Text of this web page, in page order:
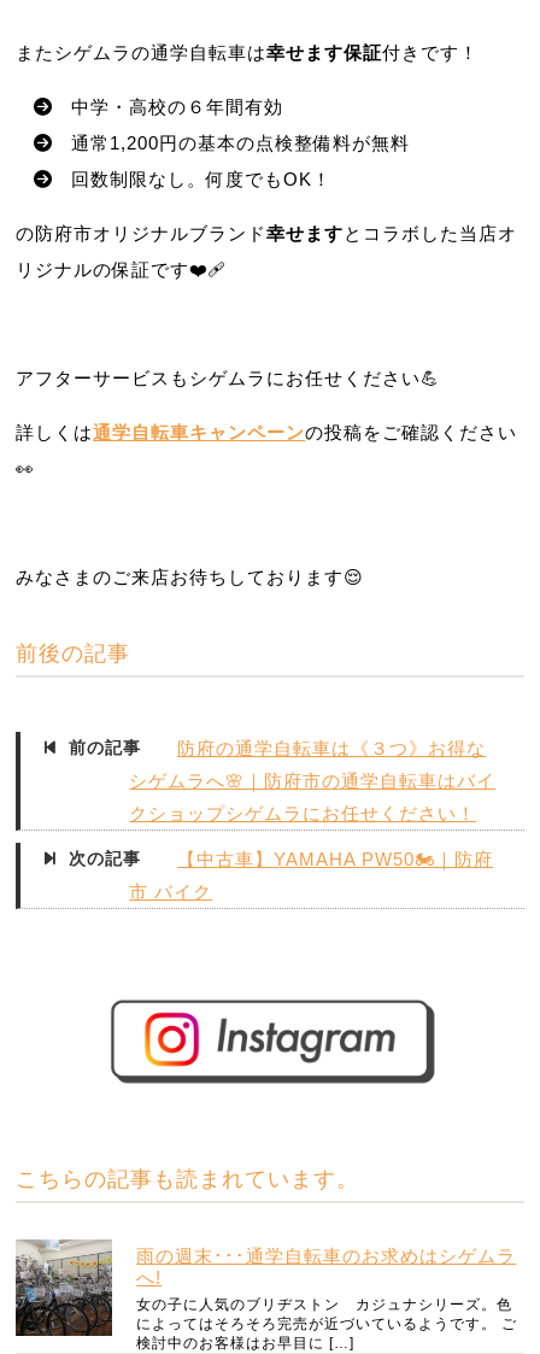
またシゲムラの通学自転車は幸せます保証付きです！
中学・高校の６年間有効
通常1,200円の基本の点検整備料が無料
回数制限なし。何度でもOK！
の防府市オリジナルブランド幸せますとコラボした当店オ
リジナルの保証です❤️‍🩹
アフターサービスもシゲムラにお任せください💪
詳しくは通学自転車キャンペーンの投稿をご確認ください
👀
みなさまのご来店お待ちしております😌
前後の記事
前の記事
防府の通学自転車は《３つ》お得な
シゲムラへ🌸｜防府市の通学自転車はバイ
クショップシゲムラにお任せください！
次の記事
【中古車】YAMAHA PW50🏍️｜防府
市 バイク
こちらの記事も読まれています。
雨の週末･･･通学自転車のお求めはシゲムラ
へ!
女の子に人気のブリヂストン カジュナシリーズ。色
によってはそろそろ完売が近づいているようです。 ご
検討中のお客様はお早目に […]